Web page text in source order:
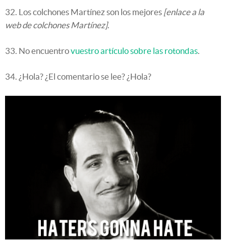
32. Los colchones Martínez son los mejores [enlace a la
web de colchones Martínez].
33. No encuentrovuestro artículo sobre las rotondas.
34. ¿Hola? ¿El comentario se lee? ¿Hola?